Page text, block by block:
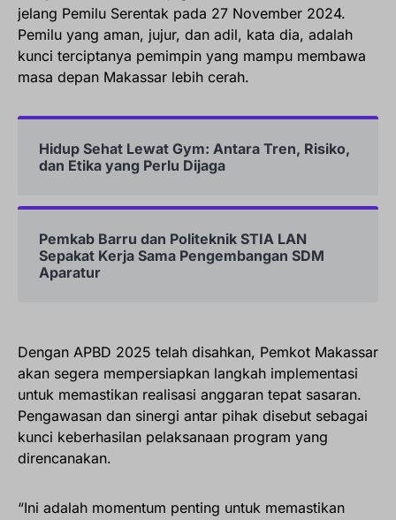
jelang Pemilu Serentak pada 27 November 2024.
Pemilu yang aman, jujur, dan adil, kata dia, adalah
kunci terciptanya pemimpin yang mampu membawa
masa depan Makassar lebih cerah.
Hidup Sehat Lewat Gym: Antara Tren, Risiko,
dan Etika yang Perlu Dijaga
Pemkab Barru dan Politeknik STIA LAN
Sepakat Kerja Sama Pengembangan SDM
Aparatur
Dengan APBD 2025 telah disahkan, Pemkot Makassar
akan segera mempersiapkan langkah implementasi
untuk memastikan realisasi anggaran tepat sasaran.
Pengawasan dan sinergi antar pihak disebut sebagai
kunci keberhasilan pelaksanaan program yang
direncanakan.
“Ini adalah momentum penting untuk memastikan